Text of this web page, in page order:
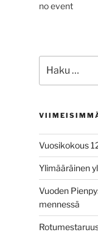
no event
Vuosikokous
Ylimääräinen
Vuoden
mennessä